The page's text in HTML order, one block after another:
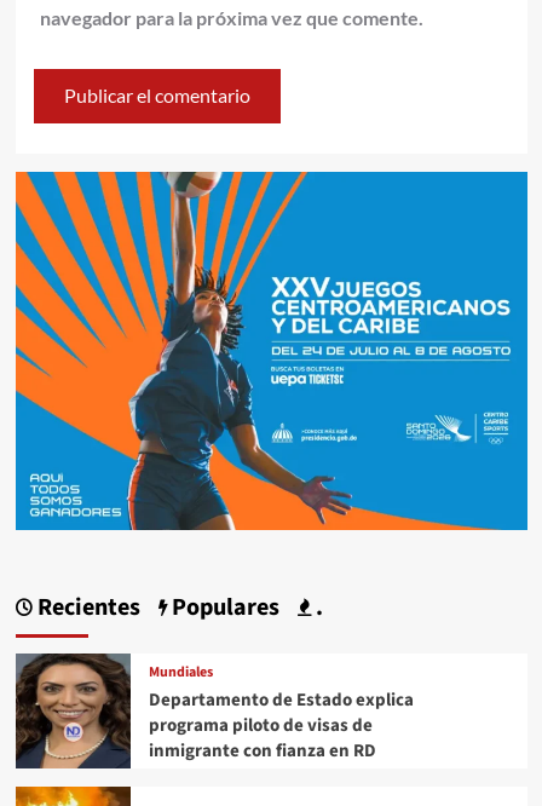
navegador para la próxima vez que comente.
Recientes Populares .
Mundiales
Departamento de Estado explica
programa piloto de visas de
inmigrante con fianza en RD